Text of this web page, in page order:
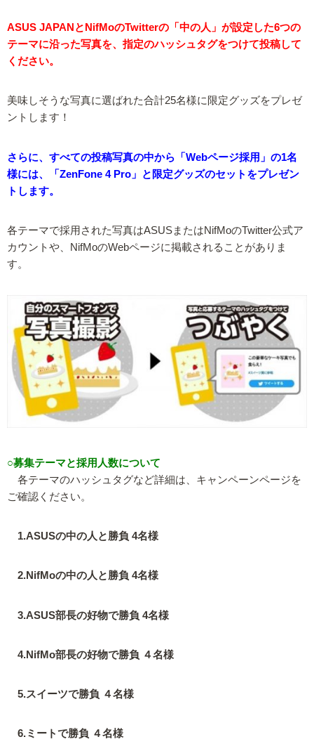
ASUS JAPANとNifMoのTwitterの「中の人」が設定した6つの
テーマに沿った写真を、指定のハッシュタグをつけて投稿して
ください。
美味しそうな写真に選ばれた合計25名様に限定グッズをプレゼ
ントします！
さらに、すべての投稿写真の中から「Webページ採用」の1名
様には、「ZenFone 4 Pro」と限定グッズのセットをプレゼン
トします。
各テーマで採用された写真はASUSまたはNifMoのTwitter公式ア
カウントや、NifMoのWebページに掲載されることがありま
す。
○募集テーマと採用人数について
各テーマのハッシュタグなど詳細は、キャンペーンページを
ご確認ください。
1.ASUSの中の人と勝負 4名様
2.NifMoの中の人と勝負 4名様
3.ASUS部長の好物で勝負 4名様
4.NifMo部長の好物で勝負 ４名様
5.スイーツで勝負 ４名様
6.ミートで勝負 ４名様